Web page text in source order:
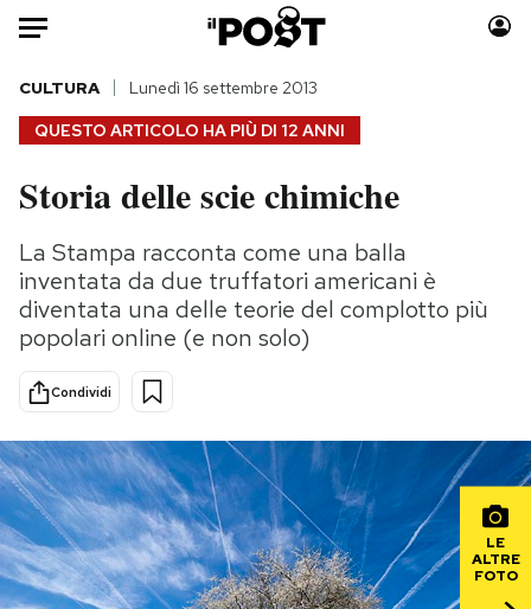
Auto
HOME
Italia
Politica
Tecnologia
Internet
Scienza
Cultura
Economia
Sport
Moda
Consumismi
Storie/Idee
Ok Boomer!
Altrecose
Mondiali calcio 2026
PODCAST
QUESTO ARTICOLO HA PIÙ DI 12 ANNI
CULTURA Lunedì 16 settembre 2013
Storia delle scie chimiche
La Stampa racconta come una balla
inventata da due truffatori americani è
diventata una delle teorie del complotto più
popolari online (e non solo)
Condividi
LE
ALTRE
FOTO